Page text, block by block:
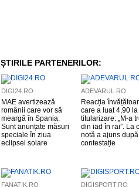
ȘTIRILE PARTENERILOR:
DIGI24.RO
MAE avertizează
românii care vor să
meargă în Spania:
Sunt anunțate măsuri
speciale în ziua
eclipsei solare
ADEVARUL.RO
Reacția
care a luat 4,90 la
titularizare: „M-a
din iad în rai”. La
notă a ajuns după
contestație
FANATIK.RO DIGISPORT.RO